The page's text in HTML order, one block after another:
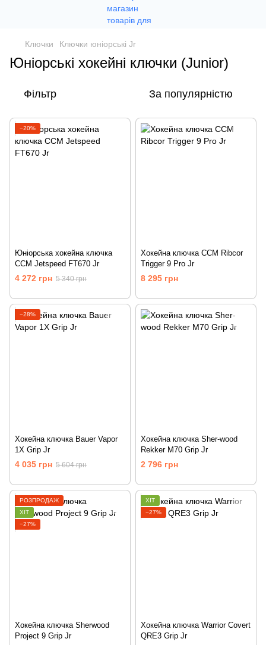
Ключки Ключки юніорські Jr
Юніорські хокейні ключки (Junior)
Фільтр За популярністю
−20%
Юніорська хокейна ключка
CCM Jetspeed FT670 Jr
4 272 грн 5 340 грн
Хокейна ключка CCM Ribcor
Trigger 9 Pro Jr
8 295 грн
−28%
Хокейна ключка Bauer Vapor
1X Grip Jr
4 035 грн 5 604 грн
Хокейна ключка Sher-wood
Rekker M70 Grip Jr
2 796 грн
РОЗПРОДАЖ
ХІТ
−27%
Хокейна ключка Sherwood
Project 9 Grip Jr
ХІТ
−27%
Хокейна ключка Warrior Covert
QRE3 Grip Jr